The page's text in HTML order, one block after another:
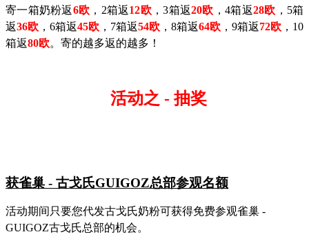
寄一箱奶粉返6欧 ， 2箱返12欧 ，3箱返20欧 ，4箱返28欧 ， 5箱
返36欧 ， 6箱返45欧 ， 7箱返54欧 ， 8箱返64欧 ， 9箱返72欧 ， 10
箱返80欧。寄的越多返的越多！
活动之 - 抽奖
获雀巢 - 古戈氏GUIGOZ总部参观名额
活动期间只要您代发古戈氏奶粉可获得免费参观雀巢 -
GUIGOZ古戈氏总部的机会。